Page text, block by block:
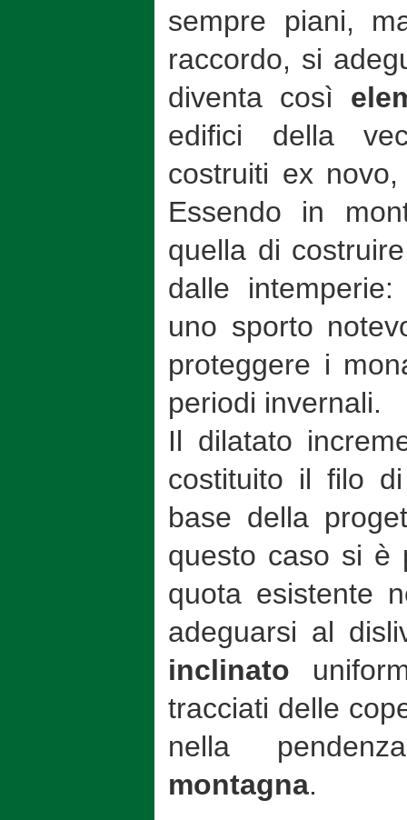
sempre piani,
raccordo, si
diventa così
edifici della
costruiti ex
Essendo in
quella di
dalle
uno sporto
proteggere i
periodi invernali.
Il dilatato
costituito il filo
base della
questo caso si è
quota esistente
adeguarsi al
inclinato
tracciati delle
nella
montagna.